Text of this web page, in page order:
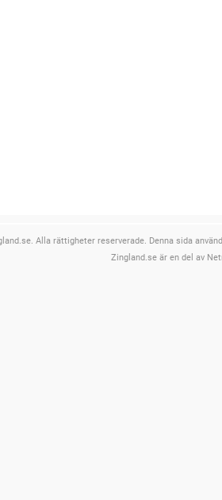
Alla rättigheter reserverade. Denna sida
Zingland.se är en del av